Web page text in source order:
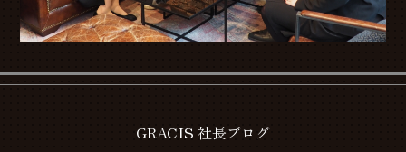
GRACIS 社長ブログ